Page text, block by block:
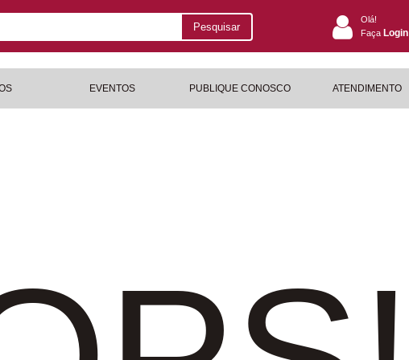
Pesquisar
Olá!
Faça Login
EVENTOS PUBLIQUE CONOSCO ATENDIMENTO